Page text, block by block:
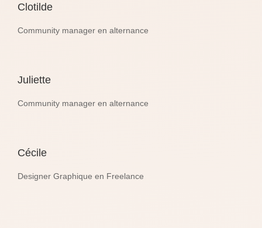
Clotilde
Community manager en alternance
Juliette
Community manager en alternance
Cécile
Designer Graphique en Freelance